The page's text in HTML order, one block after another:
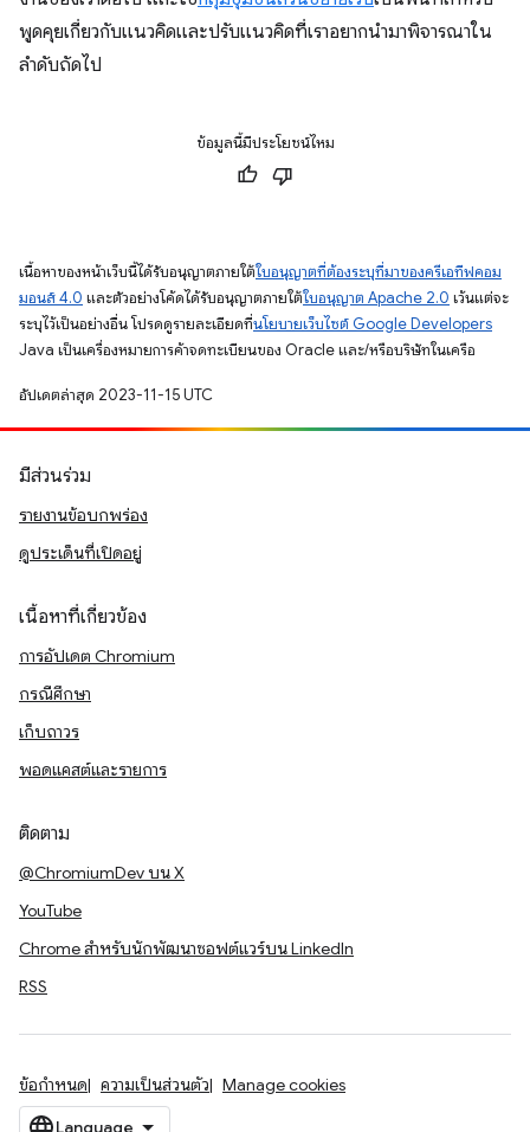
พูดคุยเกี่ยวกับแนวคิดและปรับแนวคิดที่เราอยากนำมาพิจารณาใน
ลำดับถัดไป
ข้อมูลนี้มีประโยชน์ไหม
เนื้อหาของหน้าเว็บนี้ได้รับอนุญาตภายใต้ใบอนุญาตที่ต้องระบุที่มาของครีเอทีฟคอม
มอนส์ 4.0 และตัวอย่างโค้ดได้รับอนุญาตภายใต้ใบอนุญาต Apache 2.0 เว้นแต่จะ
ระบุไว้เป็นอย่างอื่น โปรดดูรายละเอียดที่นโยบายเว็บไซต์ Google Developers
Java เป็นเครื่องหมายการค้าจดทะเบียนของ Oracle และ/หรือบริษัทในเครือ
อัปเดตล่าสุด 2023-11-15 UTC
มีส่วนร่วม
รายงานข้อบกพร่อง
ดูประเด็นที่เปิดอยู่
เนื้อหาที่เกี่ยวข้อง
การอัปเดต Chromium
กรณีศึกษา
เก็บถาวร
พอดแคสต์และรายการ
ติดตาม
@ChromiumDev บน X
YouTube
Chrome สำหรับนักพัฒนาซอฟต์แวร์บน LinkedIn
RSS
ข้อกำหนด ความเป็นส่วนตัว Manage cookies